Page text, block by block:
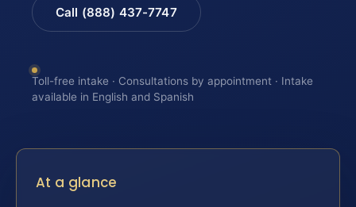
Call (888) 437-7747
Toll-free intake · Consultations by appointment · Intake
available in English and Spanish
At a glance